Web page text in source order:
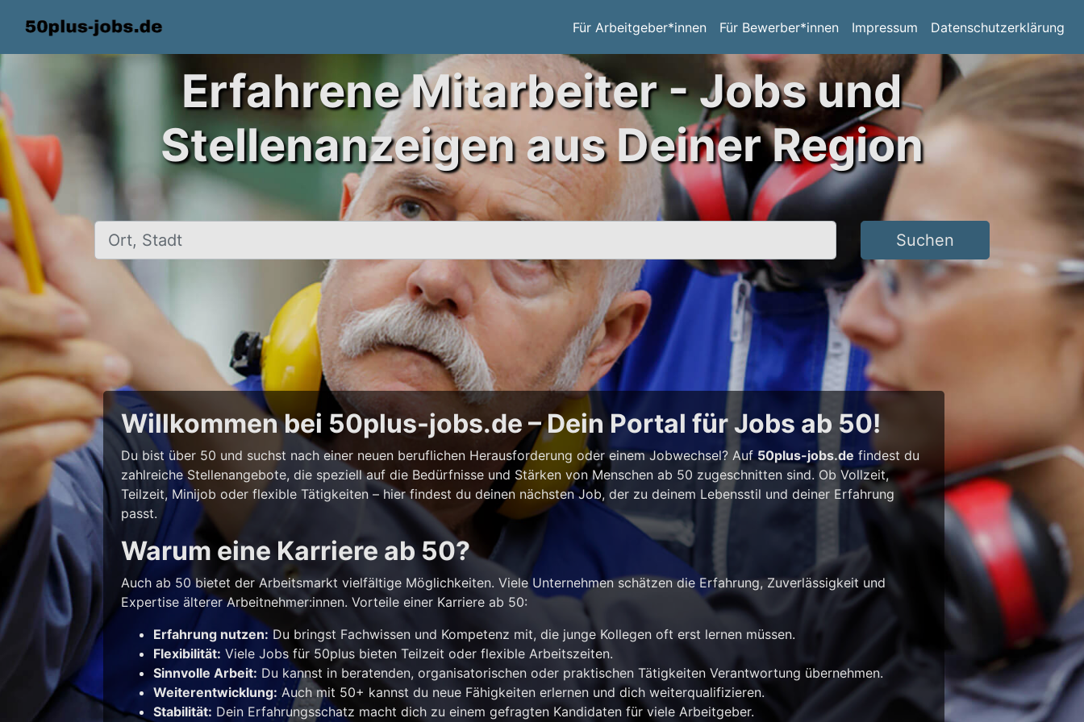
Für Arbeitgeber*innen Für Bewerber*innen Impressum Datenschutzerklärung
Erfahrene Mitarbeiter - Jobs und
Stellenanzeigen aus Deiner Region
Ort, Stadt Suchen
Willkommen bei 50plus-jobs.de – Dein Portal für Jobs ab 50!
Du bist über 50 und suchst nach einer neuen beruflichen Herausforderung oder einem Jobwechsel? Auf50plus-jobs.de findest du
zahlreiche Stellenangebote, die speziell auf die Bedürfnisse und Stärken von Menschen ab 50 zugeschnitten sind. Ob Vollzeit,
Teilzeit, Minijob oder flexible Tätigkeiten – hier findest du deinen nächsten Job, der zu deinem Lebensstil und deiner Erfahrung
passt.
Warum eine Karriere ab 50?
Auch ab 50 bietet der Arbeitsmarkt vielfältige Möglichkeiten. Viele Unternehmen schätzen die Erfahrung, Zuverlässigkeit und
Expertise älterer Arbeitnehmer:innen. Vorteile einer Karriere ab 50:
Erfahrung nutzen: Du bringst Fachwissen und Kompetenz mit, die junge Kollegen oft erst lernen müssen.
Flexibilität: Viele Jobs für 50plus bieten Teilzeit oder flexible Arbeitszeiten.
Sinnvolle Arbeit: Du kannst in beratenden, organisatorischen oder praktischen Tätigkeiten Verantwortung übernehmen.
Weiterentwicklung: Auch mit 50+ kannst du neue Fähigkeiten erlernen und dich weiterqualifizieren.
Stabilität: Dein Erfahrungsschatz macht dich zu einem gefragten Kandidaten für viele Arbeitgeber.